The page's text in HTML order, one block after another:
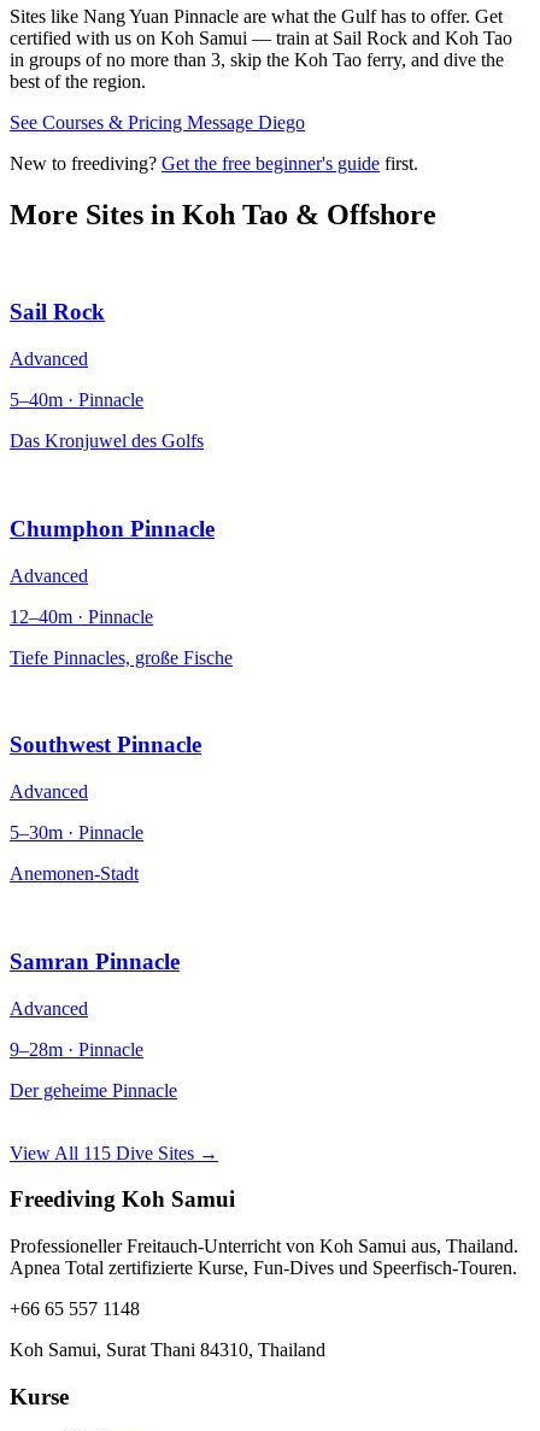
Sites like Nang Yuan Pinnacle are what the Gulf has to offer. Get
certified with us on Koh Samui — train at Sail Rock and Koh Tao
in groups of no more than 3, skip the Koh Tao ferry, and dive the
best of the region.
See Courses & Pricing Message Diego
New to freediving? Get the free beginner's guide first.
More Sites in Koh Tao & Offshore
Sail Rock
Advanced
5–40m · Pinnacle
Das Kronjuwel des Golfs
Chumphon Pinnacle
Advanced
12–40m · Pinnacle
Tiefe Pinnacles, große Fische
Southwest Pinnacle
Advanced
5–30m · Pinnacle
Anemonen-Stadt
Samran Pinnacle
Advanced
9–28m · Pinnacle
Der geheime Pinnacle
View All 115 Dive Sites →
Freediving Koh Samui
Professioneller Freitauch-Unterricht von Koh Samui aus, Thailand.
Apnea Total zertifizierte Kurse, Fun-Dives und Speerfisch-Touren.
+66 65 557 1148
Koh Samui, Surat Thani 84310, Thailand
Kurse